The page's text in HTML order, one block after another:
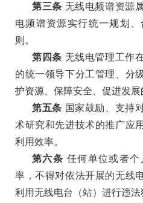
第三条 无线电频谱资源
电频谱资源实行统一规划
则。
第四条 无线电管理工作
的统一领导下分工管理、分
护资源、保障安全、促进发展
第五条 国家鼓励、支持
术研究和先进技术的推广应
利用效率。
第六条 任何单位或者
率，不得对依法开展的无线
利用无线电台（站）进行违法